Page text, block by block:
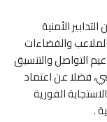
الأمنية
والفضاءات
التواصل والتنسيق
فضلا عن اعتماد
الفورية
.